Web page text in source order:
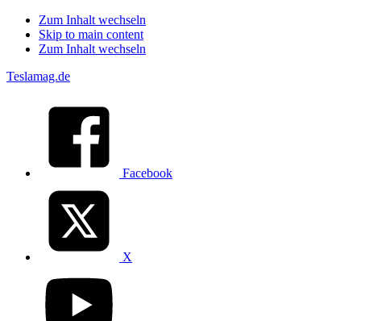
Zum Inhalt wechseln
Skip to main content
Zum Inhalt wechseln
Teslamag.de
Facebook
X